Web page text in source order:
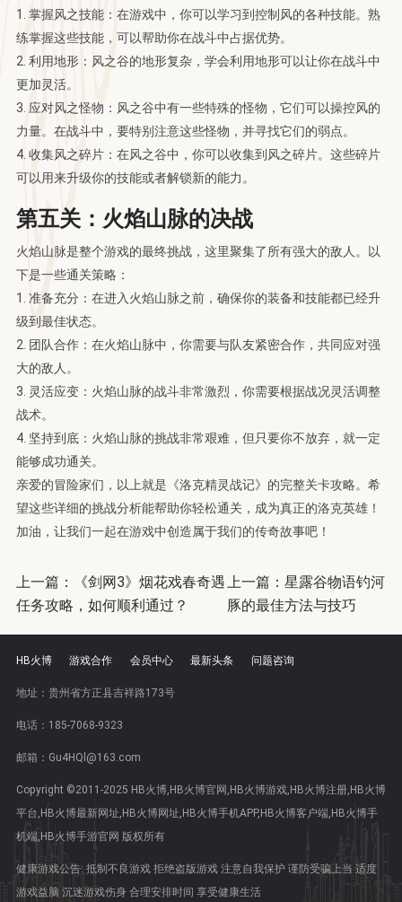
1. 掌握风之技能：在游戏中，你可以学习到控制风的各种技能。熟
练掌握这些技能，可以帮助你在战斗中占据优势。
2. 利用地形：风之谷的地形复杂，学会利用地形可以让你在战斗中
更加灵活。
3. 应对风之怪物：风之谷中有一些特殊的怪物，它们可以操控风的
力量。在战斗中，要特别注意这些怪物，并寻找它们的弱点。
4. 收集风之碎片：在风之谷中，你可以收集到风之碎片。这些碎片
可以用来升级你的技能或者解锁新的能力。
第五关：火焰山脉的决战
火焰山脉是整个游戏的最终挑战，这里聚集了所有强大的敌人。以
下是一些通关策略：
1. 准备充分：在进入火焰山脉之前，确保你的装备和技能都已经升
级到最佳状态。
2. 团队合作：在火焰山脉中，你需要与队友紧密合作，共同应对强
大的敌人。
3. 灵活应变：火焰山脉的战斗非常激烈，你需要根据战况灵活调整
战术。
4. 坚持到底：火焰山脉的挑战非常艰难，但只要你不放弃，就一定
能够成功通关。
亲爱的冒险家们，以上就是《洛克精灵战记》的完整关卡攻略。希
望这些详细的挑战分析能帮助你轻松通关，成为真正的洛克英雄！
加油，让我们一起在游戏中创造属于我们的传奇故事吧！
上一篇：
《剑网3》烟花戏春奇遇
任务攻略，如何顺利通过？
上一篇：星露谷物语钓河
豚的最佳方法与技巧
HB火博 游戏合作 会员中心 最新头条 问题咨询
地址：贵州省方正县吉祥路173号
电话：185-7068-9323
邮箱：Gu4HQl@163.com
Copyright ©2011-2025 HB火博,HB火博官网,HB火博游戏,HB火博注册,HB火博
平台,HB火博最新网址,HB火博网址,HB火博手机APP,HB火博客户端,HB火博手
机端,HB火博手游官网 版权所有
健康游戏公告: 抵制不良游戏 拒绝盗版游戏 注意自我保护 谨防受骗上当 适度
游戏益脑 沉迷游戏伤身 合理安排时间 享受健康生活